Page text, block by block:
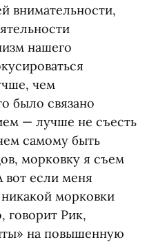
внимательности,
нашего
чем
было связано
— лучше не съесть
самому быть
морковку я съем
вот если меня
морковки
говорит Рик,
на повышенную